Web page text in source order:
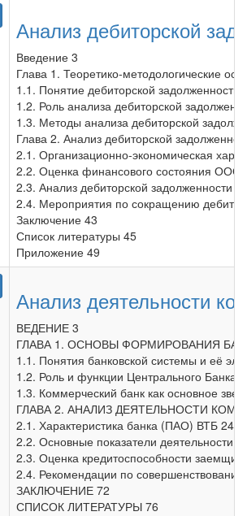
Анализ дебиторской
Введение 3
Глава 1. Теоретико-методологические
1.1. Понятие дебиторской задолженности
1.2. Роль анализа дебиторской
1.3. Методы анализа дебиторской
Глава 2. Анализ дебиторской
2.1. Организационно-экономическая
2.2. Оценка финансового состояния ООО
2.3. Анализ дебиторской задолженности
2.4. Мероприятия по сокращению
Заключение 43
Список литературы 45
Приложение 49
Анализ деятельности
ВЕДЕНИЕ 3
ГЛАВА 1. ОСНОВЫ ФОРМИРОВАНИЯ
1.1. Понятия банковской системы и её
1.2. Роль и функции Центрального Банка
1.3. Коммерческий банк как основное
ГЛАВА 2. АНАЛИЗ ДЕЯТЕЛЬНОСТИ
2.1. Характеристика банка (ПАО) ВТБ 24
2.2. Основные показатели деятельности
2.3. Оценка кредитоспособности
2.4. Рекомендации по
ЗАКЛЮЧЕНИЕ 72
СПИСОК ЛИТЕРАТУРЫ 76